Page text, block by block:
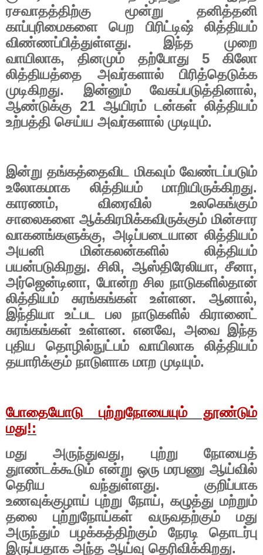
ரசவாதத்திற்கு மூன்று தனித்தனி
காப்புரிமைகளை பெற பிரிட்டிஷ் லித்தியம்
விண்ணப்பித்துள்ளது. இந்த முறை
வாயிலாக,தினமும் தற்போது 5கிலோ
லித்தியத்தை அவர்களால் பிரித்தெடுக்க
முடிகிறது. இன்னும் வேகப்படுத்தினால்,
ஆண்டுக்கு 21 ஆயிரம் டன்கள் லித்தியம்
உற்பத்தி செய்ய அவர்களால் முடியும்.
இன்று தங்கத்தைவிட மிகவும் வேண்டப்படும்
உலோகமாக லித்தியம் மாறியிருக்கிறது.
காரணம், விரைவில் உலகெங்கும்
சாலைகளை ஆக்கிரமிக்கவிருக்கும் மின்சார
வாகனங்களுக்கு, அடிப்படையான லித்தியம்
அயனி மின்கலன்களில் லித்தியம்
பயன்படுகிறது. சிலி, ஆஸ்திரேலியா,சீனா,
அர்ஜென்டினா, போன்ற சில நாடுகளில்தான்
லித்தியம் சுரங்கங்கள் உள்ளன. ஆனால்,
இந்தியா உட்பட பல நாடுகளில் கிரானைட்
சுரங்கங்கள் உள்ளன. எனவே, அவை இந்த
புதிய தொழில்நுட்பம் வாயிலாக லித்தியம்
தயாரிக்கும் நாடுளாக மாற முடியும்.
போதையோடு புற்றுநோயையும் தூண்டும்
மது!:
மது அருந்துவது, புற்று நோயைத்
துாண்டக்கூடும் என்று ஒரு மரபணு ஆய்வில்
தெரிய வந்துள்ளது. குறிப்பாக
உணவுக்குழாய் புற்று நோய், கழுத்து மற்றும்
தலை புற்றுநோய்கள் வருவதற்கும் மது
அருந்தும் பழக்கத்திற்கும் நேரடி தொடர்பு
இருப்பதாக அந்த ஆய்வு தெரிவிக்கிறது.